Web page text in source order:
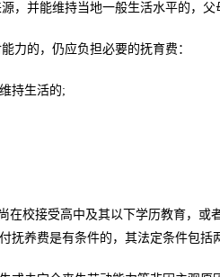
，并能维持当地一般生活水平的，父
力的，仍应负担必要的抚育费：
持生活的;
在校接受高中及其以下学历教育，或
抚养费是有条件的，其法定条件包括